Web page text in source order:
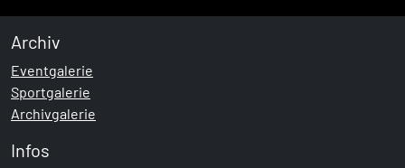
Archiv
Eventgalerie
Sportgalerie
Archivgalerie
Infos